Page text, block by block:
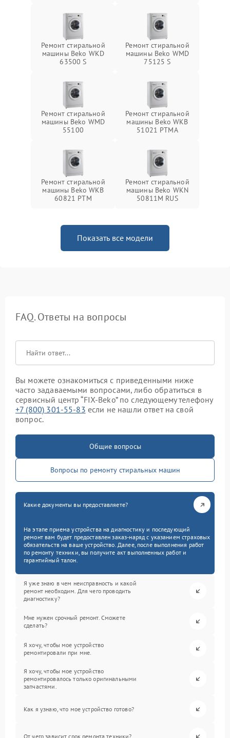
Ремонт стиральной
машины Beko WKD
63500 S
Ремонт стиральной
машины Beko WMD
75125 S
Ремонт стиральной
машины Beko WMD
55100
Ремонт стиральной
машины Beko WKB
51021 PTМА
Ремонт стиральной
машины Beko WKB
60821 PTМ
Ремонт стиральной
машины Beko WKN
50811M RUS
Показать все модели
FAQ. Ответы на вопросы
Вы можете ознакомиться с приведенными ниже
часто задаваемыми вопросами, либо обратиться в
сервисный центр “FIX-Beko” по следующему телефону
+7 (800) 301-55-83 если не нашли ответ на свой
вопрос.
Общие вопросы
Вопросы по ремонту стиральных машин
Какие документы вы предоставляете?
На этапе приема устройства на диагностику и последующий
ремонт вам будет предоставлен заказ-наряд с указанием страховых
обязательств на ваше устройство. Далее, после выполнения работ
по ремонту техники, вы получите акт выполненных работ и
гарантийный талон.
Я уже знаю в чем неисправность и какой
ремонт необходим. Для чего проводить
диагностику?
Мне нужен срочный ремонт. Сможете
сделать?
Я хочу, чтобы мое устройство
ремонтировали при мне.
Я хочу, чтобы мое устройство
ремонтировалось только оригинальными
запчастями.
Как я узнаю, что мое устройство готово?
От чего зависит срок ремонта техники?